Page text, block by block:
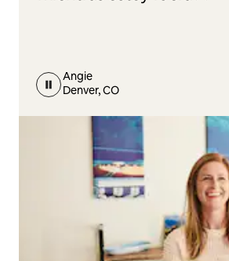
Angie
Denver, CO